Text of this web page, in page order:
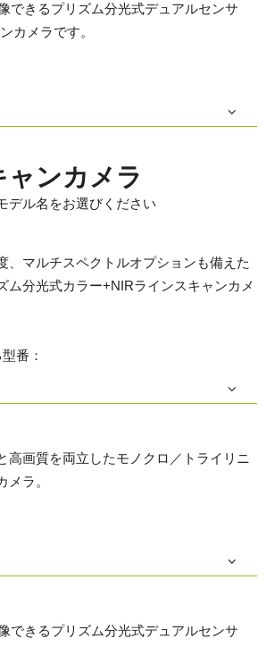
できるプリズム分光式デュアルセンサ
カメラです。
ャンカメラ
デル名をお選びください
、マルチスペクトルオプションも備えた
ム分光式カラー+NIRラインスキャンカメ
番：
高画質を両立したモノクロ／トライリニ
メラ。
できるプリズム分光式デュアルセンサ